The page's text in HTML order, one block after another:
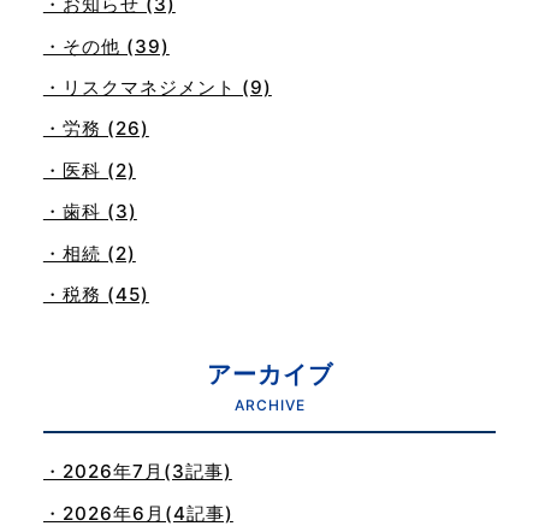
・その他 (39)
・リスクマネジメント (9)
・労務 (26)
・医科 (2)
・歯科 (3)
・相続 (2)
・税務 (45)
アーカイブ
ARCHIVE
・2026年7月(3記事)
・2026年6月(4記事)